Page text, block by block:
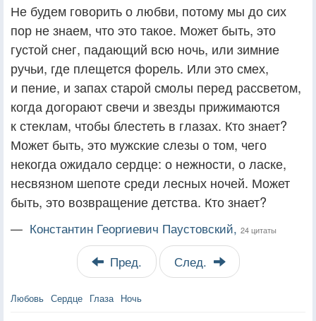
Не будем говорить о любви, потому мы до сих
пор не знаем, что это такое. Может быть, это
густой снег, падающий всю ночь, или зимние
ручьи, где плещется форель. Или это смех,
и пение, и запах старой смолы перед рассветом,
когда догорают свечи и звезды прижимаются
к стеклам, чтобы блестеть в глазах. Кто знает?
Может быть, это мужские слезы о том, чего
некогда ожидало сердце: о нежности, о ласке,
несвязном шепоте среди лесных ночей. Может
быть, это возвращение детства. Кто знает?
— Константин Георгиевич Паустовский, 24 цитаты
Пред. След.
Любовь Сердце Глаза Ночь